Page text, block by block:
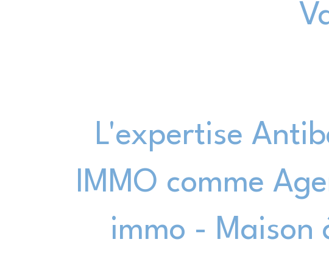
L'expertise
IMMO comme
immo - Maison